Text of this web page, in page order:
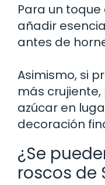
Para un
añadir
antes de
Asimismo, si
más
azúcar en
decoración
¿Se
roscos de